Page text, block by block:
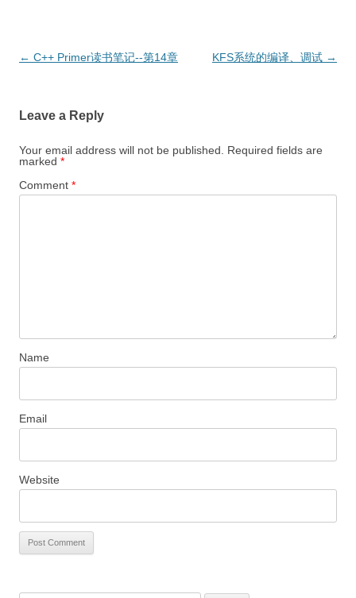
Post
← C++ Primer读书笔记--第14章 KFS系统的编译、调试 →
Leave a Reply
Your email address will not be published.
Required fields are
marked *
Comment *
Name
Email
Website